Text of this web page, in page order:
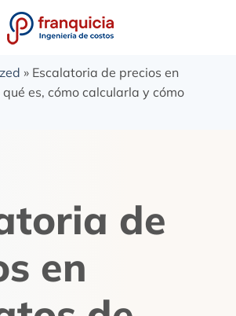
» Escalatoria de precios en
es, cómo calcularla y cómo
de
en